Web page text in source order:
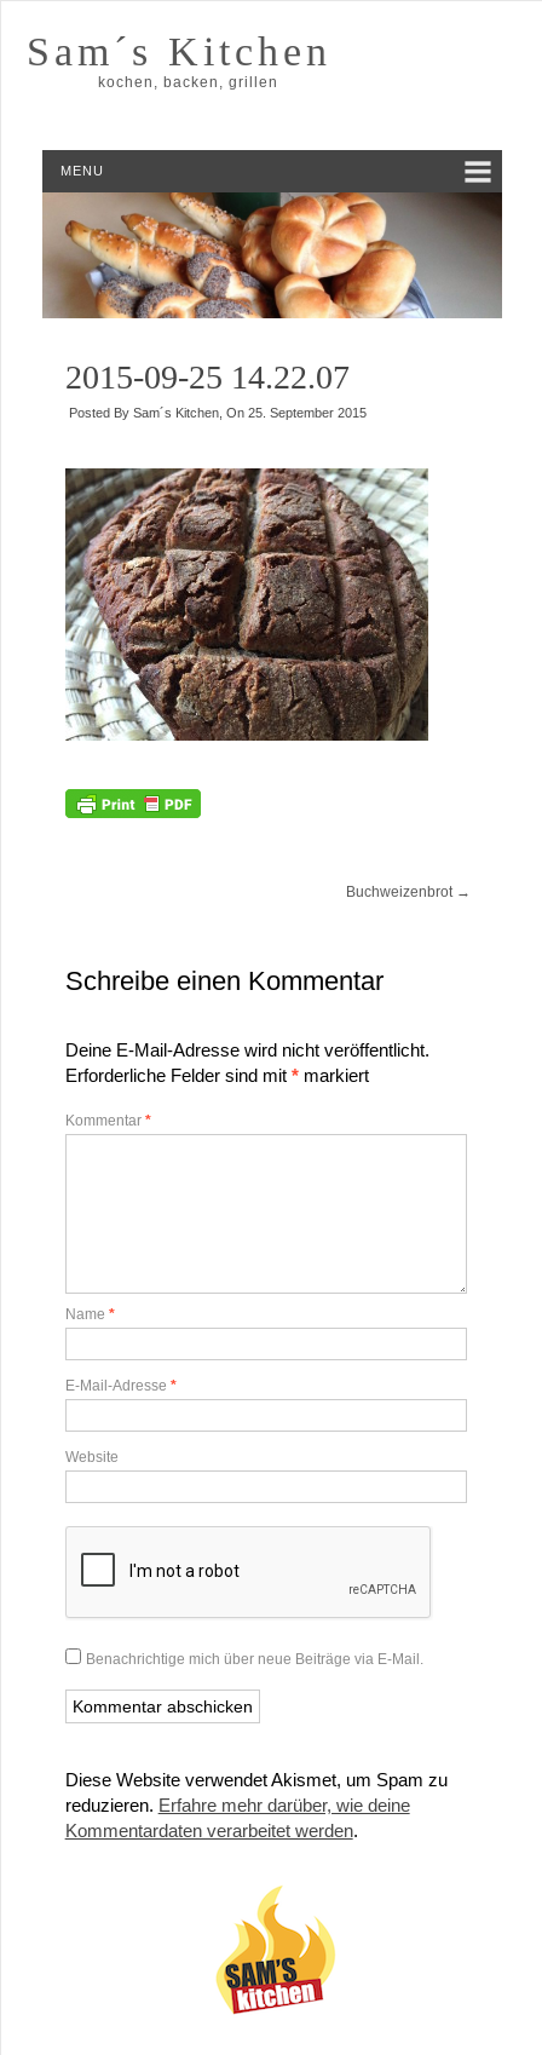
Sam´s Kitchen
kochen, backen, grillen
MENU
2015-09-25 14.22.07
Posted By Sam´s Kitchen, On 25. September 2015
Buchweizenbrot →
Schreibe einen Kommentar
Deine E-Mail-Adresse wird nicht veröffentlicht.
Erforderliche Felder sind mit *markiert
Kommentar *
Name *
E-Mail-Adresse *
Website
Benachrichtige mich über neue Beiträge via E-Mail.
Diese Website verwendet Akismet, um Spam zu
reduzieren. Erfahre mehr darüber, wie deine
Kommentardaten verarbeitet werden.